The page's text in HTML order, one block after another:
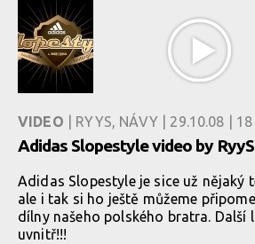
VIDEO | RYYS, NÁVY | 29.10.08 | 18
Adidas Slopestyle video by RyyS
Adidas Slopestyle je sice už nějaký
ale i tak si ho ještě můžeme
dílny našeho polského bratra. Další
uvnitř!!!